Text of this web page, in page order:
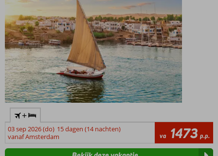
+
03 sep 2026 (do) 15 dagen (14 nachten)
vanaf Amsterdam
va 1473 p.p.